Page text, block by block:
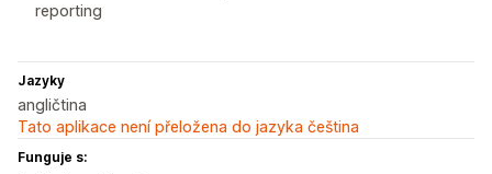
reporting
Jazyky
angličtina
Tato aplikace není přeložena do jazyka čeština
Funguje s: